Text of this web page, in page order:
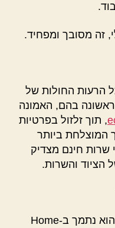
זה מסובך ומפחיד.
הרעות החולות של
בהם, האמונה
, תוך זלזול בפרטיות
המוצלחת ביותר
שרות חינם מצדיק
הציוד והשרות.
לפני קנית כל ציוד, לבדוק האם הוא נתמך ב-Home